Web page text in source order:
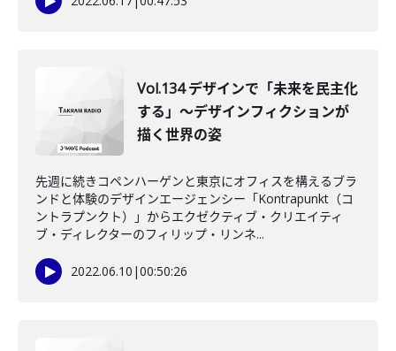
Vol.134 デザインで「未来を民主化
する」～デザインフィクションが
描く世界の姿
先週に続きコペンハーゲンと東京にオフィスを構えるブラ
ンドと体験のデザインエージェンシー「Kontrapunkt（コ
ントラプンクト）」からエクゼクティブ・クリエイティ
ブ・ディレクターのフィリップ・リンネ...
2022.06.10 |00:50:26